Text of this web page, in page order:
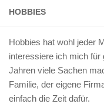
HOBBIES
Hobbies hat wohl jeder
interessiere ich mich
Jahren viele Sachen
Familie, der eigene
einfach die Zeit dafür.